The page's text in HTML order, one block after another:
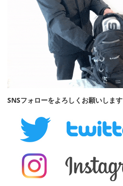
SNSフォローをよろしくお願いします